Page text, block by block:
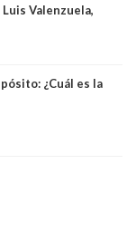
Valenzuela,
Henríquez
¿Cuál es la